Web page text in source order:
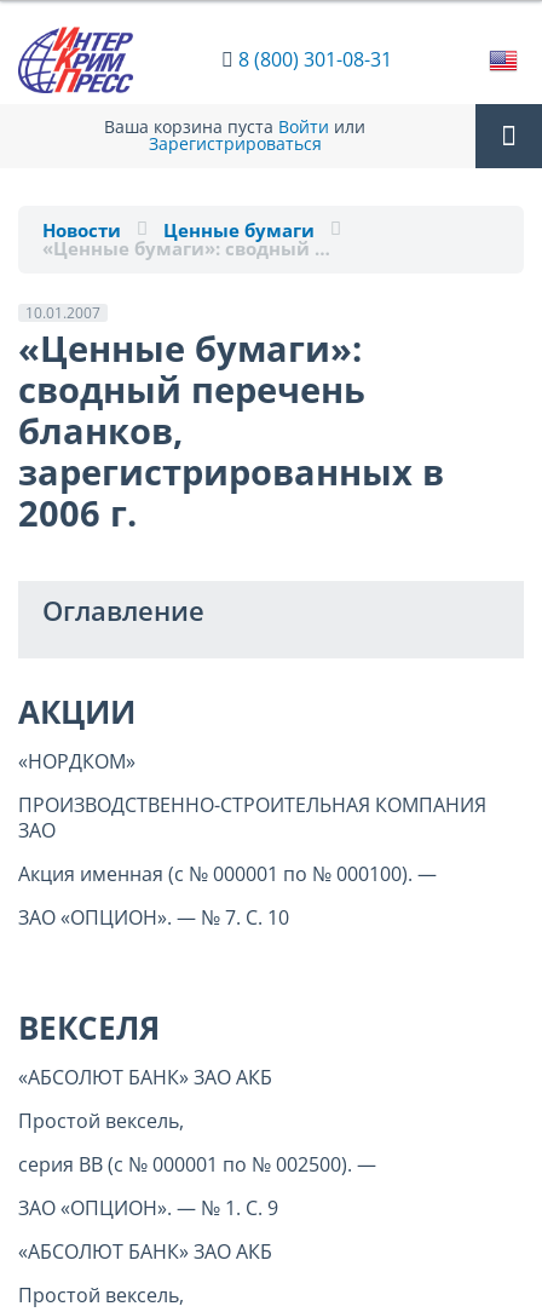
8 (800) 301-08-31
Ваша корзина пуста Войти или
Зарегистрироваться
Новости Ценные бумаги
«Ценные бумаги»: сводный …
10.01.2007
«Ценные бумаги»:
сводный перечень
бланков,
зарегистрированных в
2006 г.
Оглавление
АКЦИИ
«НОРДКОМ»
ПРОИЗВОДСТВЕННО-СТРОИТЕЛЬНАЯ КОМПАНИЯ
ЗАО
Акция именная (с № 000001 по № 000100). —
ЗАО «ОПЦИОН». — № 7. С. 10
ВЕКСЕЛЯ
«АБСОЛЮТ БАНК» ЗАО АКБ
Простой вексель,
серия ВВ (с № 000001 по № 002500). —
ЗАО «ОПЦИОН». — № 1. С. 9
«АБСОЛЮТ БАНК» ЗАО АКБ
Простой вексель,